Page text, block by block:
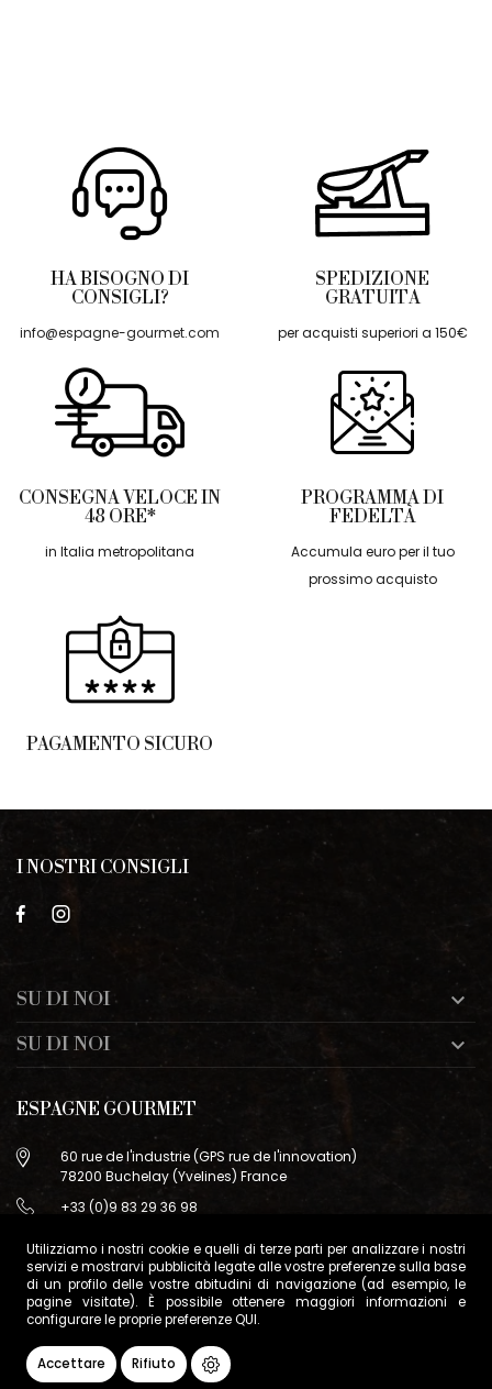
Utilizziamo i nostri cookie e quelli di terze parti per analizzare i nostri
servizi e mostrarvi pubblicità legate alle vostre preferenze sulla base
di un profilo delle vostre abitudini di navigazione (ad esempio, le
pagine visitate). È possibile ottenere maggiori informazioni e
configurare le proprie preferenzeQUI.
Accettare Rifiuto
HA BISOGNO DI
CONSIGLI?
info@espagne-gourmet.com
SPEDIZIONE
GRATUITA
per acquisti superiori a 150€
CONSEGNA VELOCE IN
48 ORE*
in Italia metropolitana
PROGRAMMA DI
FEDELTÀ
Accumula euro per il tuo
prossimo acquisto
PAGAMENTO SICURO
I NOSTRI CONSIGLI
SU DI NOI 
SU DI NOI 
ESPAGNE GOURMET
60 rue de l'industrie (GPS rue de l'innovation)
78200 Buchelay (Yvelines) France
+33 (0)9 83 29 36 98
78200 Buchelay (Yvelines) France
Contactez-nous
Condizioni di vendita